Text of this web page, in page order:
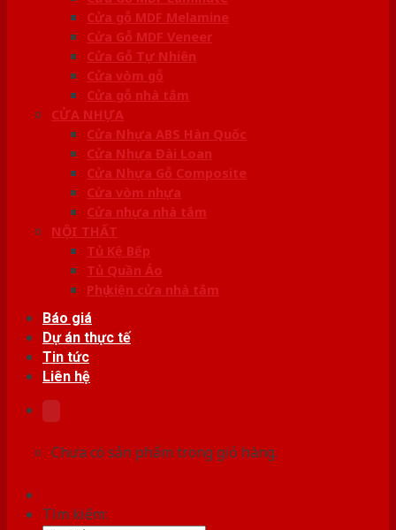
Cửa gỗ MDF Melamine
Cửa Gỗ MDF Veneer
Cửa Gỗ Tự Nhiên
Cửa vòm gỗ
Cửa gỗ nhà tắm
CỬA NHỰA
Cửa Nhựa ABS Hàn Quốc
Cửa Nhựa Đài Loan
Cửa Nhựa Gỗ Composite
Cửa vòm nhựa
Cửa nhựa nhà tắm
NỘI THẤT
Tủ Kệ Bếp
Tủ Quần Áo
Phụ kiện cửa nhà tắm
Báo giá
Dự án thực tế
Tin tức
Liên hệ
Chưa có sản phẩm trong giỏ hàng.
Tìm kiếm: